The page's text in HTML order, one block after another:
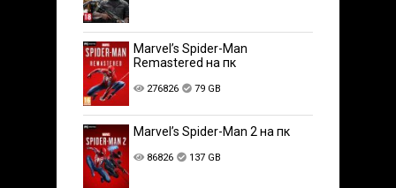
Marvel’s Spider-Man
Remastered на пк
276826 79 GB
Marvel’s Spider-Man 2 на пк
86826 137 GB